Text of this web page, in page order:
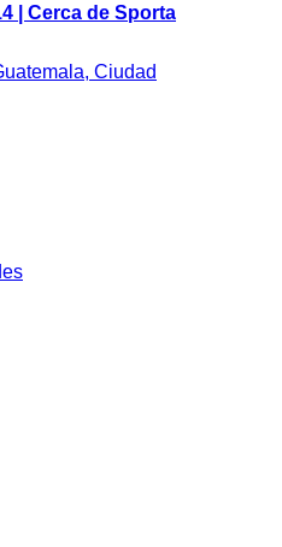
| Cerca de Sporta
Ciudad